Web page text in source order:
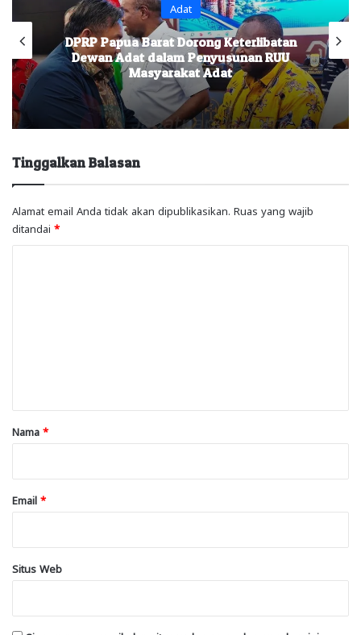
Headline
Investasi Wajib Mendapat Persetujuan
Masyarakat Adat, Wagub Minta
Diakomodir Dalam RUU
Tinggalkan Balasan
Alamat email Anda tidak akan dipublikasikan. Ruas yang wajib
ditandai *
rNama *
Email *
Situs Web